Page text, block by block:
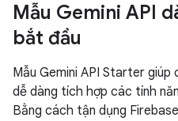
Mẫu Gemini API
bắt đầu
Mẫu Gemini API Starter
dễ dàng tích hợp các tính
Bằng cách tận dụng